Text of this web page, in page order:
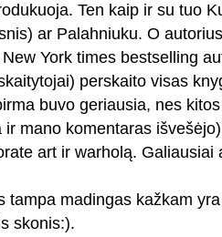
Ten kaip ir su tuo
ar Palahniuku. O
York times bestselling
perskaito visas
buvo geriausia, nes
ir mano komentaras
art ir warholą. Galiausiai
tampa madingas kažkam
skonis:).